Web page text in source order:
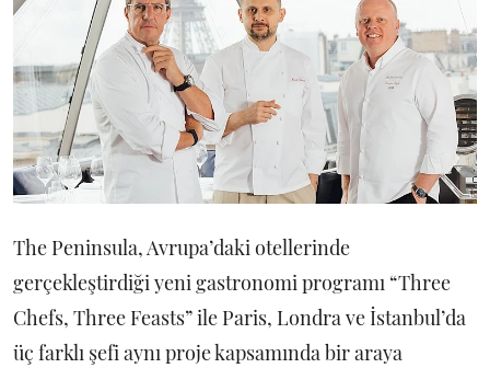
The Peninsula, Avrupa’daki otellerinde
gerçekleştirdiği yeni gastronomi programı “Three
Chefs, Three Feasts” ile Paris, Londra ve İstanbul’da
üç farklı şefi aynı proje kapsamında bir araya